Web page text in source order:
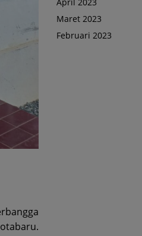
Maret 2023
Februari 2023